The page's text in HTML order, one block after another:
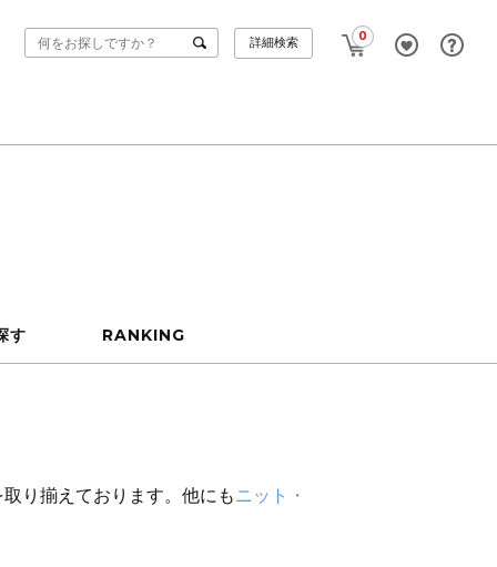
0
詳細検索
す RANKING
り揃えております。他にもニット・